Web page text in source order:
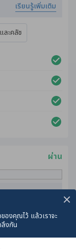
เพื่อให้แน่ใจว่า
นกลไก
อาชีพ เพื่อให้ได้
เรียนรู้เพิ่มเติม
ละคลัช
ผ่าน
ปราศจาก:
องคุณไว้ แล้วเราจะ
งกัน